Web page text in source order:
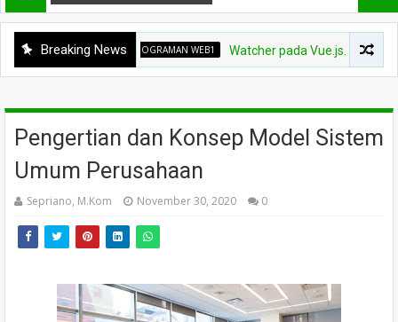
Breaking News
PEMROGRAMAN WEB1 Watcher pada Vue.js.
Pengertian dan Konsep Model Sistem
Umum Perusahaan
Sepriano, M.Kom November 30, 2020 0